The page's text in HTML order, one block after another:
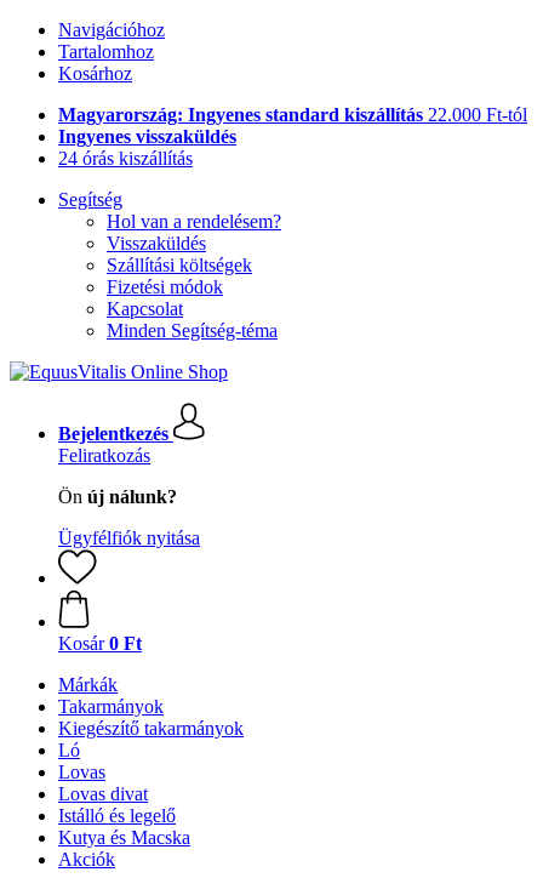
Navigációhoz
Tartalomhoz
Kosárhoz
Magyarország: Ingyenes standard kiszállítás 22.000 Ft-tól
Ingyenes visszaküldés
24 órás kiszállítás
Segítség
Hol van a rendelésem?
Visszaküldés
Szállítási költségek
Fizetési módok
Kapcsolat
Minden Segítség-téma
Bejelentkezés
Feliratkozás
Ön új nálunk?
Ügyfélfiók nyitása
Kosár 0 Ft
Márkák
Takarmányok
Kiegészítő takarmányok
Ló
Lovas
Lovas divat
Istálló és legelő
Kutya és Macska
Akciók